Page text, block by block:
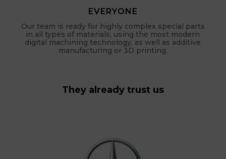
EVERYONE
Our team is ready for highly complex special parts
in all types of materials, using the most modern
digital machining technology, as well as additive
manufacturing or 3D printing.
They already trust us